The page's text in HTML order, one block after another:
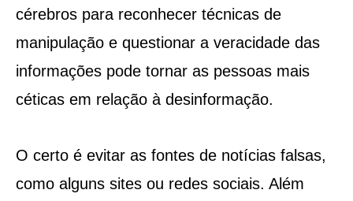
cérebros para reconhecer técnicas de
manipulação e questionar a veracidade das
informações pode tornar as pessoas mais
céticas em relação à desinformação.
O certo é evitar as fontes de notícias falsas,
como alguns sites ou redes sociais. Além